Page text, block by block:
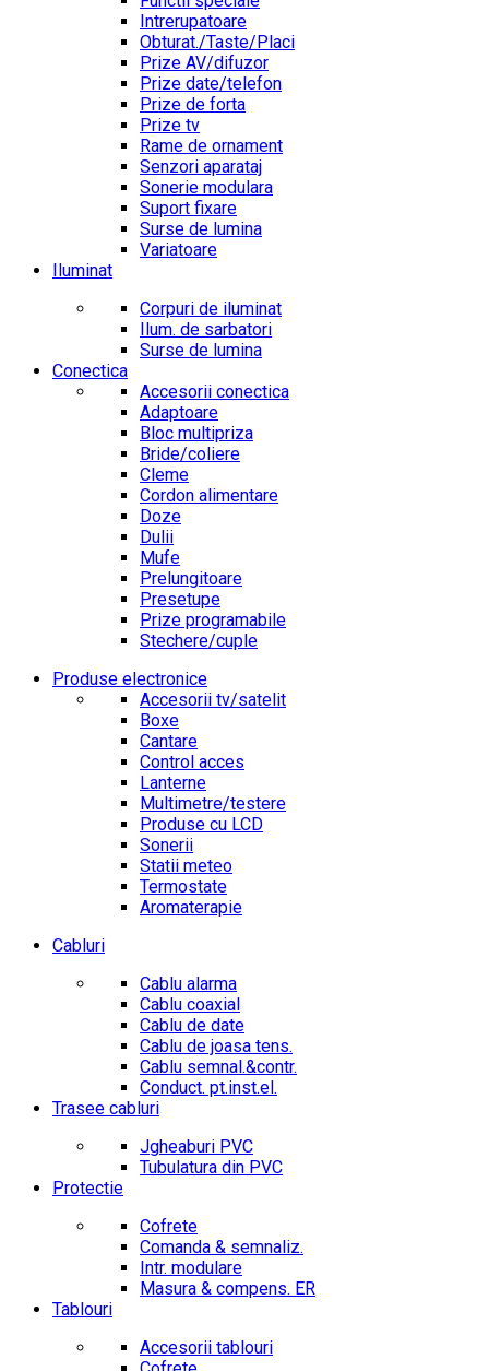
Intrerupatoare
Obturat./Taste/Placi
Prize AV/difuzor
Prize date/telefon
Prize de forta
Prize tv
Rame de ornament
Senzori aparataj
Sonerie modulara
Suport fixare
Surse de lumina
Variatoare
Iluminat
Corpuri de iluminat
Ilum. de sarbatori
Surse de lumina
Conectica
Accesorii conectica
Adaptoare
Bloc multipriza
Bride/coliere
Cleme
Cordon alimentare
Doze
Dulii
Mufe
Prelungitoare
Presetupe
Prize programabile
Stechere/cuple
Produse electronice
Accesorii tv/satelit
Boxe
Cantare
Control acces
Lanterne
Multimetre/testere
Produse cu LCD
Sonerii
Statii meteo
Termostate
Aromaterapie
Cabluri
Cablu alarma
Cablu coaxial
Cablu de date
Cablu de joasa tens.
Cablu semnal.&contr.
Conduct. pt.inst.el.
Trasee cabluri
Jgheaburi PVC
Tubulatura din PVC
Protectie
Cofrete
Comanda & semnaliz.
Intr. modulare
Masura & compens. ER
Tablouri
Accesorii tablouri